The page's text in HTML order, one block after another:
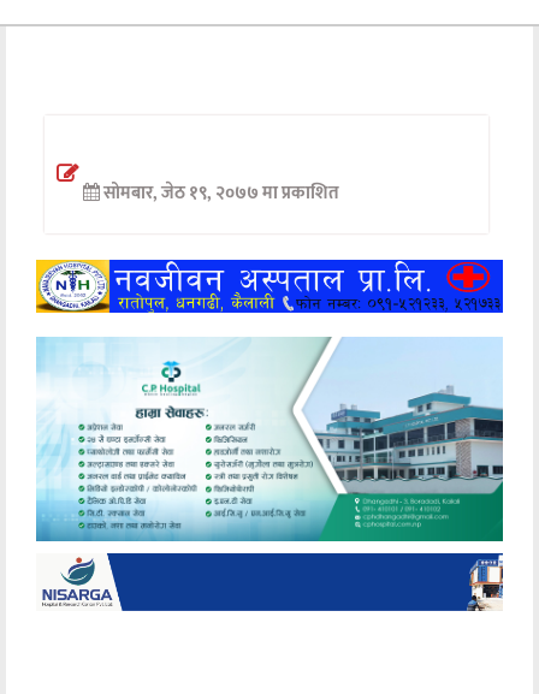
अन्तर्वार्ता
खेलकुद
मनोरञ्जन
अन्य
सोमबार, जेठ १९, २०७७ मा प्रकाशित